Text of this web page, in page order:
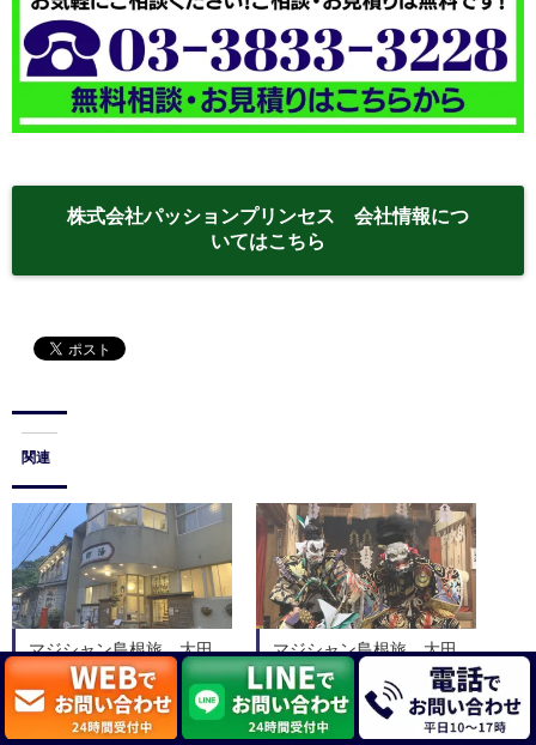
株式会社パッションプリンセス 会社情報につ
いてはこちら
関連
マジシャン島根旅 大田
市・薬師湯
マジシャン島根旅 大田
市・龍御前神社「石見神楽
定期公演」